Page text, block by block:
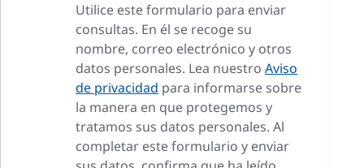
Utilice este formulario para enviar
consultas. En él se recoge su
nombre, correo electrónico y otros
datos personales. Lea nuestro Aviso
de privacidad para informarse sobre
la manera en que protegemos y
tratamos sus datos personales. Al
completar este formulario y enviar